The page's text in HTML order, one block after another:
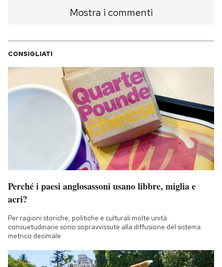
Mostra i commenti
CONSIGLIATI
Perché i paesi anglosassoni usano libbre, miglia e
acri?
Per ragioni storiche, politiche e culturali molte unità
consuetudinarie sono sopravvissute alla diffusione del sistema
metrico decimale